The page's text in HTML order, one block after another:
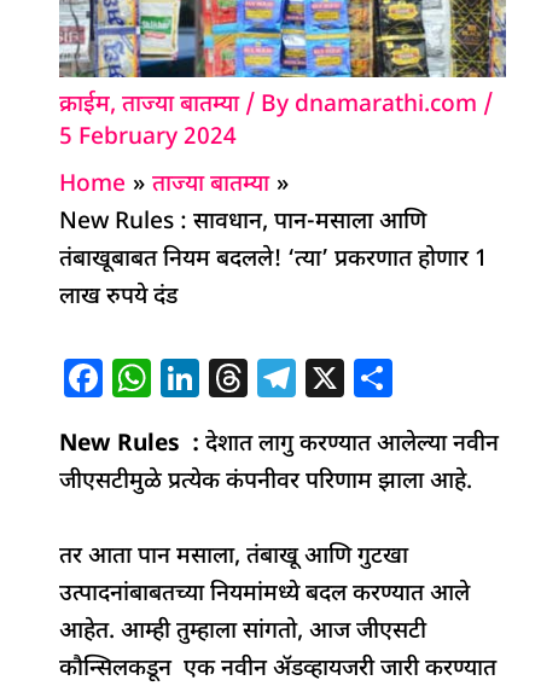
क्राईम,ताज्या बातम्या/ By dnamarathi.com /
5 February 2024
Home
ताज्या बातम्या
New Rules : सावधान, पान-मसाला आणि
तंबाखूबाबत नियम बदलले! ‘त्या’ प्रकरणात होणार 1
लाख रुपये दंड
F
c
e
o
o
k
W
at
s
p
p
Li
n
k
e
n
T
re
a
d
s
T
e
g
ra
m
X
h
ar
e
New Rules :देशात लागु करण्यात आलेल्या नवीन
जीएसटीमुळे प्रत्येक कंपनीवर परिणाम झाला आहे.
तर आता पान मसाला, तंबाखू आणि गुटखा
उत्पादनांबाबतच्या नियमांमध्ये बदल करण्यात आले
आहेत. आम्ही तुम्हाला सांगतो, आज जीएसटी
कौन्सिलकडून एक नवीन ॲडव्हायजरी जारी करण्यात